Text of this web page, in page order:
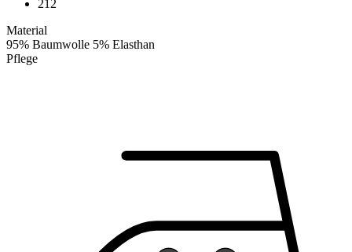
212
Material
95% Baumwolle 5% Elasthan
Pflege